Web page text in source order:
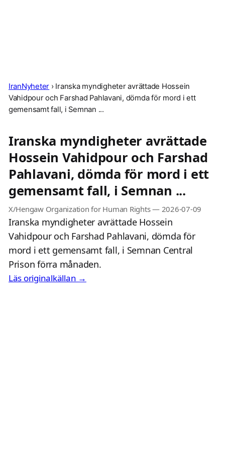
IranNyheter › Iranska myndigheter avrättade Hossein
Vahidpour och Farshad Pahlavani, dömda för mord i ett
gemensamt fall, i Semnan ...
Iranska myndigheter avrättade
Hossein Vahidpour och Farshad
Pahlavani, dömda för mord i ett
gemensamt fall, i Semnan ...
X/Hengaw Organization for Human Rights— 2026-07-09
Iranska myndigheter avrättade Hossein
Vahidpour och Farshad Pahlavani, dömda för
mord i ett gemensamt fall, i Semnan Central
Prison förra månaden.
Läs originalkällan →